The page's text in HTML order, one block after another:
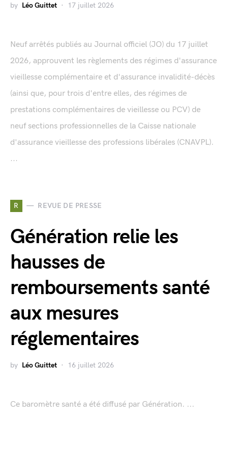
by Léo Guittet 17 juillet 2026
Neuf arrêtés publiés au Journal officiel (JO) du 17 juillet
2026, approuvent les règlements des régimes d'assurance
vieillesse complémentaire et d'assurance invalidité-décès
(ainsi que, pour trois d'entre elles, des régimes de
prestations complémentaires de vieillesse ou PCV) de
neuf sections professionnelles de la Caisse nationale
d'assurance vieillesse des professions libérales (CNAVPL).
...
R REVUE DE PRESSE
Génération relie les
hausses de
remboursements santé
aux mesures
réglementaires
by Léo Guittet 16 juillet 2026
Ce baromètre santé a été diffusé par Génération. ...